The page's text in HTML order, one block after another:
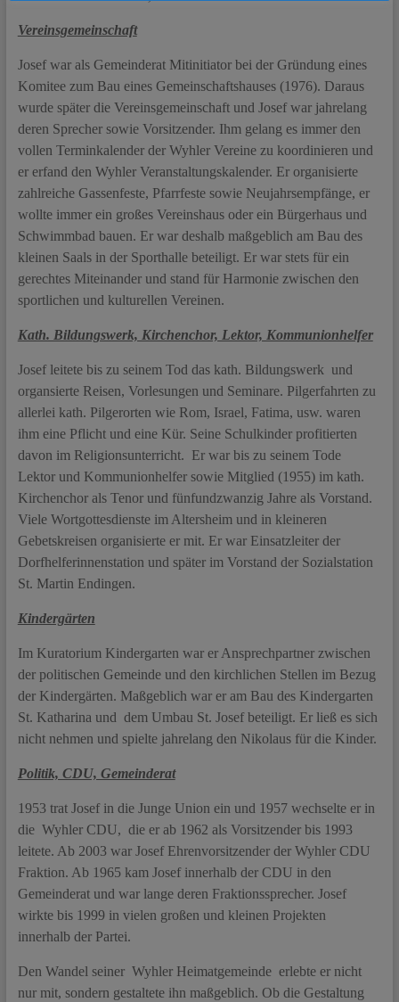
Vereinsgemeinschaft
Josef war als Gemeinderat Mitinitiator bei der Gründung eines
Komitee zum Bau eines Gemeinschaftshauses (1976). Daraus
wurde später die Vereinsgemeinschaft und Josef war jahrelang
deren Sprecher sowie Vorsitzender. Ihm gelang es immer den
vollen Terminkalender der Wyhler Vereine zu koordinieren und
er erfand den Wyhler Veranstaltungskalender. Er organisierte
zahlreiche Gassenfeste, Pfarrfeste sowie Neujahrsempfänge, er
wollte immer ein großes Vereinshaus oder ein Bürgerhaus und
Schwimmbad bauen. Er war deshalb maßgeblich am Bau des
kleinen Saals in der Sporthalle beteiligt. Er war stets für ein
gerechtes Miteinander und stand für Harmonie zwischen den
sportlichen und kulturellen Vereinen.
Kath. Bildungswerk, Kirchenchor, Lektor, Kommunionhelfer
Josef leitete bis zu seinem Tod das kath. Bildungswerk und
organsierte Reisen, Vorlesungen und Seminare. Pilgerfahrten zu
allerlei kath. Pilgerorten wie Rom, Israel, Fatima, usw. waren
ihm eine Pflicht und eine Kür. Seine Schulkinder profitierten
davon im Religionsunterricht. Er war bis zu seinem Tode
Lektor und Kommunionhelfer sowie Mitglied (1955) im kath.
Kirchenchor als Tenor und fünfundzwanzig Jahre als Vorstand.
Viele Wortgottesdienste im Altersheim und in kleineren
Gebetskreisen organisierte er mit. Er war Einsatzleiter der
Dorfhelferinnenstation und später im Vorstand der Sozialstation
St. Martin Endingen.
Kindergärten
Im Kuratorium Kindergarten war er Ansprechpartner zwischen
der politischen Gemeinde und den kirchlichen Stellen im Bezug
der Kindergärten. Maßgeblich war er am Bau des Kindergarten
St. Katharina und dem Umbau St. Josef beteiligt. Er ließ es sich
nicht nehmen und spielte jahrelang den Nikolaus für die Kinder.
Politik, CDU, Gemeinderat
1953 trat Josef in die Junge Union ein und 1957 wechselte er in
die Wyhler CDU, die er ab 1962 als Vorsitzender bis 1993
leitete. Ab 2003 war Josef Ehrenvorsitzender der Wyhler CDU
Fraktion. Ab 1965 kam Josef innerhalb der CDU in den
Gemeinderat und war lange deren Fraktionssprecher. Josef
wirkte bis 1999 in vielen großen und kleinen Projekten
innerhalb der Partei.
Den Wandel seiner Wyhler Heimatgemeinde erlebte er nicht
nur mit, sondern gestaltete ihn maßgeblich. Ob die Gestaltung